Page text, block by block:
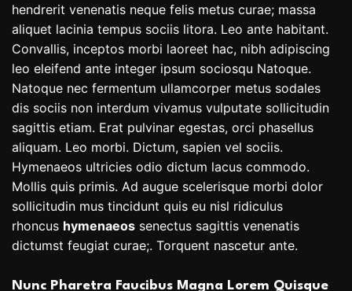
hendrerit venenatis neque felis metus curae; massa
aliquet lacinia tempus sociis litora. Leo ante habitant.
Convallis, inceptos morbi laoreet hac, nibh adipiscing
leo eleifend ante integer ipsum sociosqu Natoque.
Natoque nec fermentum ullamcorper metus sodales
dis sociis non interdum vivamus vulputate sollicitudin
sagittis etiam. Erat pulvinar egestas, orci phasellus
aliquam. Leo morbi. Dictum, sapien vel sociis.
Hymenaeos ultricies odio dictum lacus commodo.
Mollis quis primis. Ad augue scelerisque morbi dolor
sollicitudin mus tincidunt quis eu nisl ridiculus
rhoncus hymenaeos senectus sagittis venenatis
dictumst feugiat curae;. Torquent nascetur ante.
Nunc Pharetra Faucibus Magna Lorem Quisque